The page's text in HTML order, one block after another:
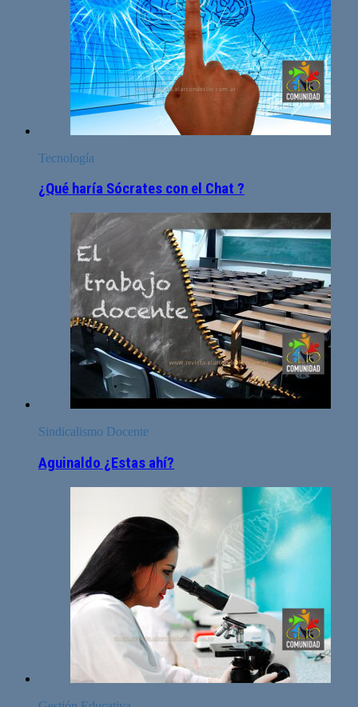
Tecnología
¿Qué haría Sócrates con el Chat ?
Sindicalismo Docente
Aguinaldo ¿Estas ahí?